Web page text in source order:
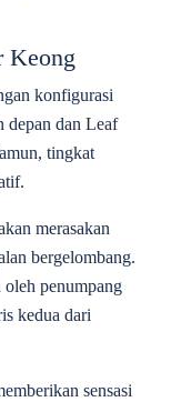
Keong
konfigurasi
depan dan Leaf
tingkat
merasakan
bergelombang.
oleh penumpang
kedua dari
sensasi